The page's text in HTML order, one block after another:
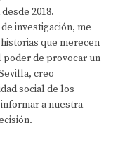
2018.
investigación, me
que merecen
poder de provocar un
creo
social de los
a nuestra